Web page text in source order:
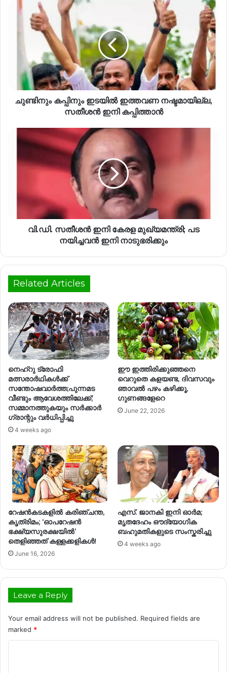
ചുണ്ടിനും കപ്പിനും ഇടയിൽ ഇത്തവണ നഷ്ടമായില്ല,
സതീശൻ ഇനി കപ്പിത്താൻ
വി.ഡി. സതീശൻ ഇനി കേരള മുഖ്യമന്ത്രി; പട
നയിച്ചവൻ ഇനി നാടുഭരിക്കും
Related Articles
നെഹ്റു ട്രോഫി
മത്സരാർഥികൾക്ക്
സന്തോഷവാർത്ത;പുന്നമട
വീണ്ടും ആവേശത്തിലേക്ക്;
സമ്മാനത്തുകയും സർക്കാർ
ഗ്രാന്റും വർധിപ്പിച്ചു
4 weeks ago
ഈ ഇത്തിരിക്കുഞ്ഞനെ
വെറുതെ കളയണ്ട, ദിവസവും
ഞാവൽ പഴം കഴിക്കൂ,
ഗുണങ്ങളേറെ
June 22, 2026
റേഷൻകടകളിൽ കരിഞ്ചന്ത,
കൃത്രിമം; ‘ഓപറേഷൻ
ഭക്ഷ്യസുരക്ഷയിൽ’
തെളിഞ്ഞത്​ കള്ളക്കളികൾ!
June 16, 2026
എസ്. ജാനകി ഇനി ഓർമ;
മൃതദേഹം ഔദ്യോഗിക
ബഹുമതികളുടെ സംസ്കരിച്ചു
4 weeks ago
Leave a Reply
Your email address will not be published. Required fields are
marked *